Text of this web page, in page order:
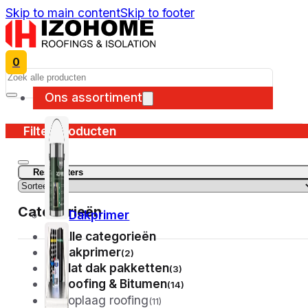
Skip to main contentSkip to footer
0
Ons assortiment
Dakprimer
Search
Filter producten
Reset filters
Categorieën
Alle categorieën
Dakprimer(2)
Plat dak pakketten(3)
Roofing & Bitumen(14)
Toplaag roofing(11)